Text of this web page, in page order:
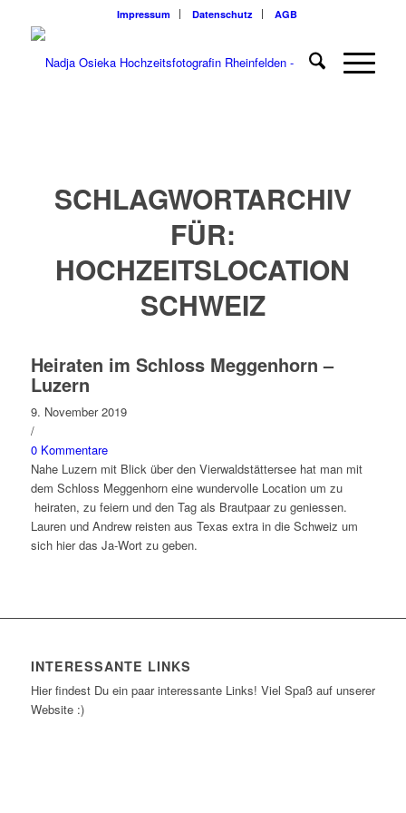
Impressum Datenschutz AGB
SCHLAGWORTARCHIV
FÜR:
HOCHZEITSLOCATION
SCHWEIZ
Heiraten im Schloss Meggenhorn –
Luzern
9. November 2019
/
0 Kommentare
Nahe Luzern mit Blick über den Vierwaldstättersee hat man mit
dem Schloss Meggenhorn eine wundervolle Location um zu
heiraten, zu feiern und den Tag als Brautpaar zu geniessen.
Lauren und Andrew reisten aus Texas extra in die Schweiz um
sich hier das Ja-Wort zu geben.
INTERESSANTE LINKS
Hier findest Du ein paar interessante Links! Viel Spaß auf unserer
Website :)